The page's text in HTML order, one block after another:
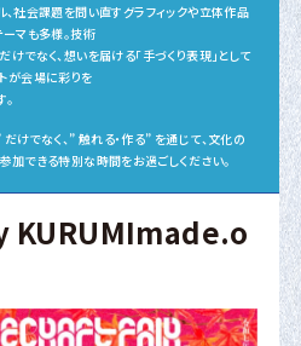
、社会課題を問い直すグラフィックや立体作品
ーマも多様。技術
けでなく、想いを届ける「手づくり表現」として
が会場に彩りを
けでなく、” 触れる・作る” を通じて、文化の
加できる特別な時間をお過ごしください。
KURUMImade.o